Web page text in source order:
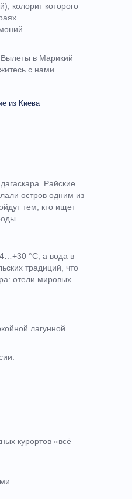
колорит которого
Вылеты в Марикий
с нами.
Райские
остров одним из
тем, кто ищет
°C, а вода в
традиций, что
отели мировых
лагунной
курортов «всё